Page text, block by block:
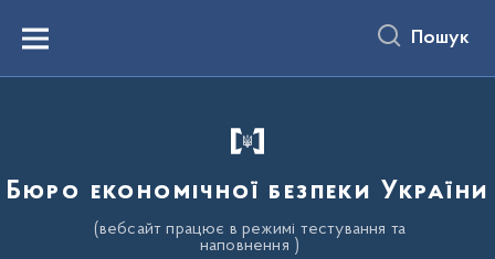
вмістуMenu Пошук
Бюро економічної безпеки України
(вебсайт працює в режимі тестування та
наповнення )